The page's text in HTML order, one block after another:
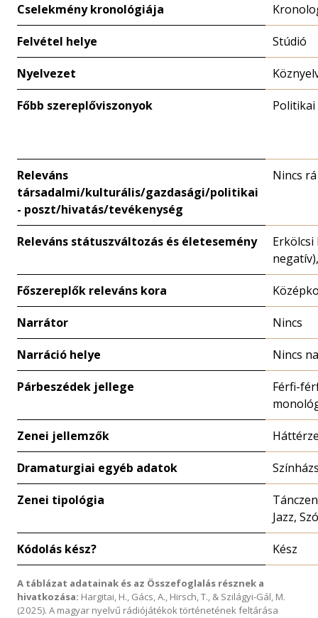
Cselekmény kronológiája
Felvétel helye Stúdió
Nyelvezet
Főbb szereplőviszonyok Politikai
Releváns
társadalmi/kulturális/gazdasági/politikai
- poszt/hivatás/tevékenység
Nincs
Releváns státuszváltozás és életesemény
Főszereplők releváns kora
Narrátor Nincs
Narráció helye Nincs
Párbeszédek jellege
Férfi-
Zenei jellemzők
Dramaturgiai egyéb adatok
Zenei tipológia
Jazz,
Kódolás kész? Kész
A táblázat adatainak és az Összefoglalás résznek a
hivatkozása: Hargitai, H., Gács, A., Hirsch, T., & Szilágyi-Gál, M.
(2025). A magyar nyelvű rádiójátékok történetének feltárása